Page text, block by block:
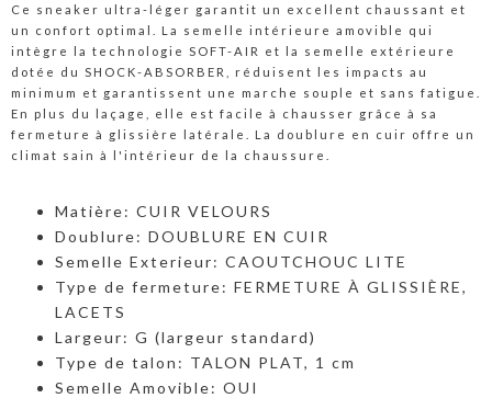
Ce sneaker ultra-léger garantit un excellent chaussant et
un confort optimal. La semelle intérieure amovible qui
intègre la technologie SOFT-AIR et la semelle extérieure
dotée du SHOCK-ABSORBER, réduisent les impacts au
minimum et garantissent une marche souple et sans fatigue.
En plus du laçage, elle est facile à chausser grâce à sa
fermeture à glissière latérale. La doublure en cuir offre un
climat sain à l'intérieur de la chaussure.
Matière: CUIR VELOURS
Doublure: DOUBLURE EN CUIR
Semelle Exterieur: CAOUTCHOUC LITE
Type de fermeture: FERMETURE À GLISSIÈRE,
LACETS
Largeur: G (largeur standard)
Type de talon: TALON PLAT, 1 cm
Semelle Amovible: OUI